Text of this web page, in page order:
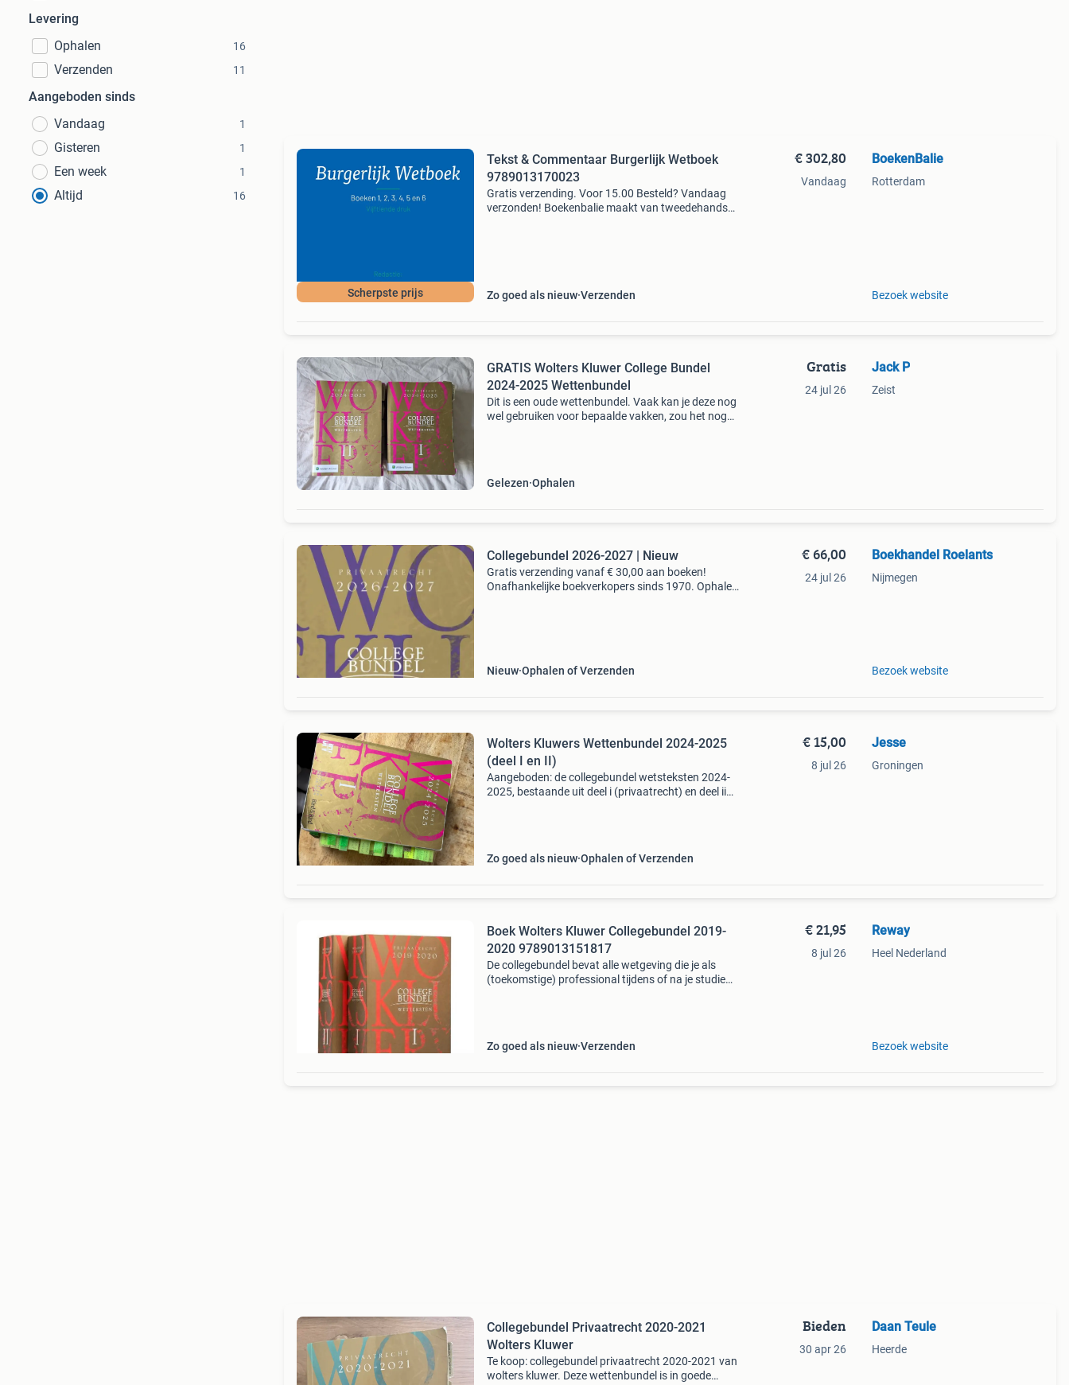
Levering
Ophalen
16
Verzenden 11
Aangeboden sinds
Vandaag
1
Gisteren 1
Een week 1
Altijd 16
Scherpste prijs
Tekst & Commentaar Burgerlijk Wetboek
9789013170023
Gratis verzending. Voor 15.00 Besteld? Vandaag
verzonden! Boekenbalie maakt van tweedehands
Zo goed als nieuw Verzenden
€ 302,80
Vandaag
BoekenBalie
Rotterdam
Bezoek website
GRATIS Wolters Kluwer College Bundel
2024-2025 Wettenbundel
Dit is een oude wettenbundel. Vaak kan je deze nog
wel gebruiken voor bepaalde vakken, zou het nog
Gelezen Ophalen
Gratis
24 jul 26
Jack P
Zeist
Collegebundel 2026-2027 | Nieuw
Gratis verzending vanaf € 30,00 aan boeken!
Onafhankelijke boekverkopers sinds 1970. Ophalen
Nieuw Ophalen of Verzenden
€ 66,00
24 jul 26
Boekhandel Roelants
Nijmegen
Bezoek website
Wolters Kluwers Wettenbundel 2024-2025
(deel I en II)
Aangeboden: de collegebundel wetsteksten 2024-
2025, bestaande uit deel i (privaatrecht) en deel ii
Zo goed als nieuw Ophalen of Verzenden
€ 15,00
8 jul 26
Jesse
Groningen
Boek Wolters Kluwer Collegebundel 2019-
2020 9789013151817
De collegebundel bevat alle wetgeving die je als
(toekomstige) professional tijdens of na je studie
Zo goed als nieuw Verzenden
€ 21,95
8 jul 26
Reway
Heel Nederland
Bezoek website
Collegebundel Privaatrecht 2020-2021
Wolters Kluwer
Te koop: collegebundel privaatrecht 2020-2021 van
wolters kluwer. Deze wettenbundel is in goede
Bieden
30 apr 26
Daan Teule
Heerde